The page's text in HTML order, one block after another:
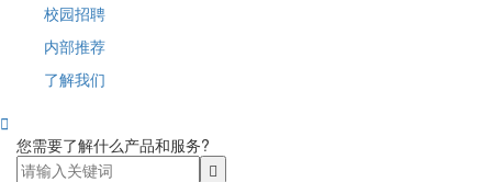
校园招聘
内部推荐
了解我们

您需要了解什么产品和服务?